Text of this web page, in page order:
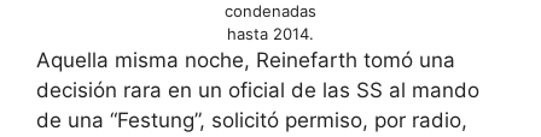
condenadas
hasta 2014.
Aquella misma noche, Reinefarth tomó una
decisión rara en un oficial de las SS al mando
de una “Festung”, solicitó permiso, por radio,